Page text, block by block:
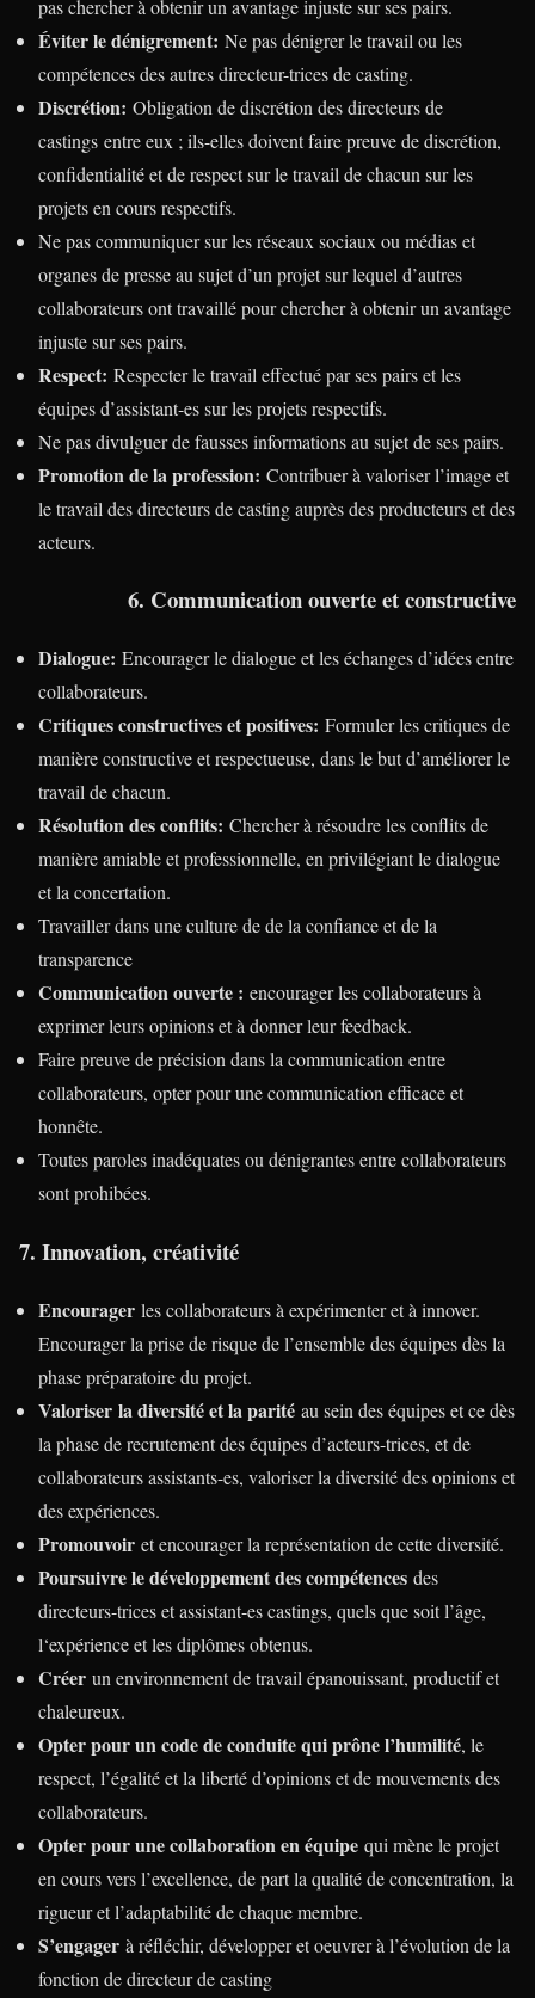
pas chercher à obtenir un avantage injuste sur ses pairs.
Éviter le dénigrement: Ne pas dénigrer le travail ou les
compétences des autres directeur-trices de casting.
Discrétion: Obligation de discrétion des directeurs de
castings entre eux ; ils-elles doivent faire preuve de discrétion,
confidentialité et de respect sur le travail de chacun sur les
projets en cours respectifs.
Ne pas communiquer sur les réseaux sociaux ou médias et
organes de presse au sujet d’un projet sur lequel d’autres
collaborateurs ont travaillé pour chercher à obtenir un avantage
injuste sur ses pairs.
Respect: Respecter le travail effectué par ses pairs et les
équipes d’assistant-es sur les projets respectifs.
Ne pas divulguer de fausses informations au sujet de ses pairs.
Promotion de la profession: Contribuer à valoriser l’image et
le travail des directeurs de casting auprès des producteurs et des
acteurs.
6. Communication ouverte et constructive
Dialogue: Encourager le dialogue et les échanges d’idées entre
collaborateurs.
Critiques constructives et positives: Formuler les critiques de
manière constructive et respectueuse, dans le but d’améliorer le
travail de chacun.
Résolution des conflits: Chercher à résoudre les conflits de
manière amiable et professionnelle, en privilégiant le dialogue
et la concertation.
Travailler dans une culture de de la confiance et de la
transparence
Communication ouverte : encourager les collaborateurs à
exprimer leurs opinions et à donner leur feedback.
Faire preuve de précision dans la communication entre
collaborateurs, opter pour une communication efficace et
honnête.
Toutes paroles inadéquates ou dénigrantes entre collaborateurs
sont prohibées.
7. Innovation, créativité
Encourager les collaborateurs à expérimenter et à innover.
Encourager la prise de risque de l’ensemble des équipes dès la
phase préparatoire du projet.
Valoriser la diversité et la parité au sein des équipes et ce dès
la phase de recrutement des équipes d’acteurs-trices, et de
collaborateurs assistants-es, valoriser la diversité des opinions et
des expériences.
Promouvoir et encourager la représentation de cette diversité.
Poursuivre le développement des compétences des
directeurs-trices et assistant-es castings, quels que soit l’âge,
l‘expérience et les diplômes obtenus.
Créer un environnement de travail épanouissant, productif et
chaleureux.
Opter pour un code de conduite qui prône l’humilité, le
respect, l’égalité et la liberté d’opinions et de mouvements des
collaborateurs.
Opter pour une collaboration en équipe qui mène le projet
en cours vers l’excellence, de part la qualité de concentration, la
rigueur et l’adaptabilité de chaque membre.
S’engager à réfléchir, développer et oeuvrer à l’évolution de la
fonction de directeur de casting